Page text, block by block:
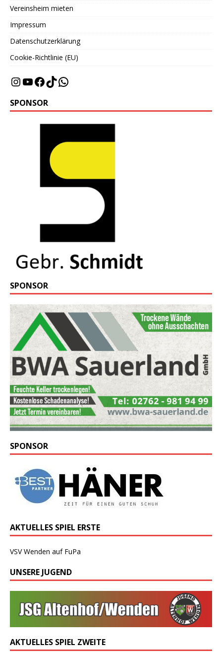
Vereinsheim mieten
Impressum
Datenschutzerklärung
Cookie-Richtlinie (EU)
SPONSOR
SPONSOR
SPONSOR
AKTUELLES SPIEL ERSTE
VSV Wenden auf FuPa
UNSERE JUGEND
AKTUELLES SPIEL ZWEITE